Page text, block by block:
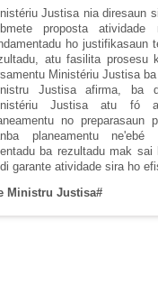
Justisa nia diresaun
proposta atividade
ho justifikasaun
atu fasilita prosesu
Ministériu Justisa
Justisa afirma, ba
Justisa atu fó
no preparasaun
planeamentu
ba rezultadu mak sai
garante atividade sira ho
Ministru Justisa#